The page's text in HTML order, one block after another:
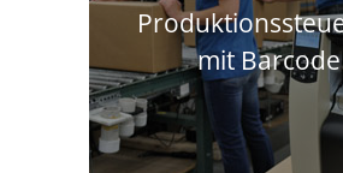
mit Barcode